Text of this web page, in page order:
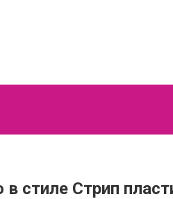
стиле Стрип